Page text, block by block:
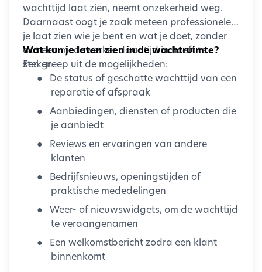
wachttijd laat zien, neemt onzekerheid weg.
Daarnaast oogt je zaak meteen professioneler:
je laat zien wie je bent en wat je doet, zonder
dat een medewerker daar tijd in hoeft te
steken.
Wat kun je laten zien in de wachtruimte?
Een greep uit de mogelijkheden:
●
De status of geschatte wachttijd van een
reparatie of afspraak
●
Aanbiedingen, diensten of producten die
je aanbiedt
●
Reviews en ervaringen van andere
klanten
●
Bedrijfsnieuws, openingstijden of
praktische mededelingen
●
Weer- of nieuwswidgets, om de wachttijd
te veraangenamen
●
Een welkomstbericht zodra een klant
binnenkomt